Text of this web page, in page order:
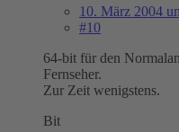
10. März 2004
#10
64-bit für den
Fernseher.
Zur Zeit wenigstens.
Bit